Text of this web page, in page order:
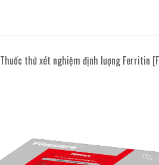
Thuốc thử xét nghiệm định lượng Ferritin